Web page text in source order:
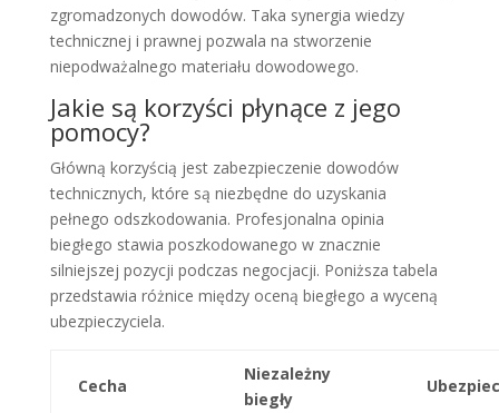
zgromadzonych dowodów. Taka synergia wiedzy
technicznej i prawnej pozwala na stworzenie
niepodważalnego materiału dowodowego.
Jakie są korzyści płynące z jego
pomocy?
Główną korzyścią jest zabezpieczenie dowodów
technicznych, które są niezbędne do uzyskania
pełnego odszkodowania. Profesjonalna opinia
biegłego stawia poszkodowanego w znacznie
silniejszej pozycji podczas negocjacji. Poniższa tabela
przedstawia różnice między oceną biegłego a wyceną
ubezpieczyciela.
Cecha
Niezależny
biegły